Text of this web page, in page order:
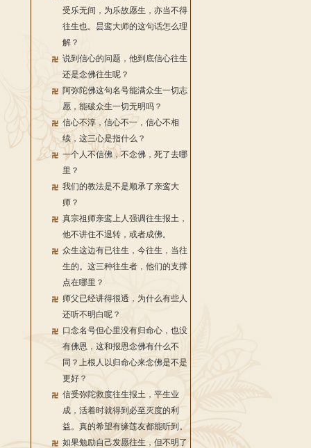
受乐无间，为乐故愿生，亦当不得
往生也。昙鸾大师的这句话怎么理
解？
说到信心的问题，他到底信心往生
还是念佛往生呢？
阿弥陀佛这句名号能满众生一切志
愿，能破众生一切无明吗？
信心不淳，信心不一，信心不相
续，这三心是指什么？
一个人不信佛，不念佛，死了去哪
里？
我们的教法是不是顺承了亲鸾大
师？
真宗祖师亲鸾上人强调往生报土，
他不讲住不退转，或者成佛。
众生这边有已往生，今往生，当往
生的。这三种往生者，他们的支撑
点在哪里？
师父已经讲得很透，为什么有些人
还听不明白呢？
口念名号但心里没有归命心，也没
有佛恩，这和报恩念佛有什么不
同？上根人以归命心来念佛是不是
更好？
信受弥陀救度往生报土，平生业
成，活着时就得到必至灭度的利
益。真的希望有缘莲友都能听到。
如果勉励自己发愿往生，但不明了